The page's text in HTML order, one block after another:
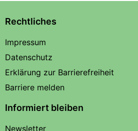
Rechtliches
Impressum
Datenschutz
Erklärung zur Barrierefreiheit
Barriere melden
Informiert bleiben
Newsletter